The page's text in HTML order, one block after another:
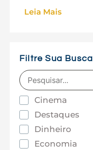
Leia Mais
Filtre Sua Busca
Cinema
Destaques
Dinheiro
Economia